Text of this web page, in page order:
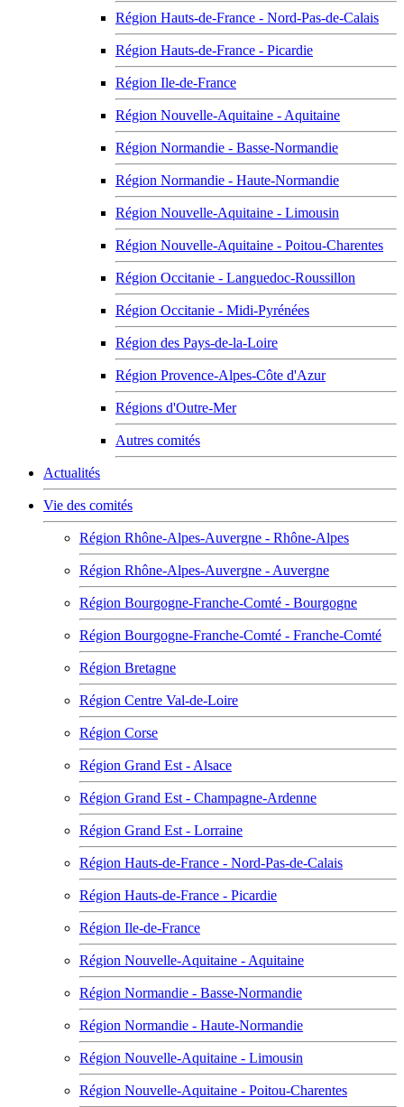
Région Hauts-de-France - Nord-Pas-de-Calais
Région Hauts-de-France - Picardie
Région Ile-de-France
Région Nouvelle-Aquitaine - Aquitaine
Région Normandie - Basse-Normandie
Région Normandie - Haute-Normandie
Région Nouvelle-Aquitaine - Limousin
Région Nouvelle-Aquitaine - Poitou-Charentes
Région Occitanie - Languedoc-Roussillon
Région Occitanie - Midi-Pyrénées
Région des Pays-de-la-Loire
Région Provence-Alpes-Côte d'Azur
Régions d'Outre-Mer
Autres comités
Actualités
Vie des comités
Région Rhône-Alpes-Auvergne - Rhône-Alpes
Région Rhône-Alpes-Auvergne - Auvergne
Région Bourgogne-Franche-Comté - Bourgogne
Région Bourgogne-Franche-Comté - Franche-Comté
Région Bretagne
Région Centre Val-de-Loire
Région Corse
Région Grand Est - Alsace
Région Grand Est - Champagne-Ardenne
Région Grand Est - Lorraine
Région Hauts-de-France - Nord-Pas-de-Calais
Région Hauts-de-France - Picardie
Région Ile-de-France
Région Nouvelle-Aquitaine - Aquitaine
Région Normandie - Basse-Normandie
Région Normandie - Haute-Normandie
Région Nouvelle-Aquitaine - Limousin
Région Nouvelle-Aquitaine - Poitou-Charentes